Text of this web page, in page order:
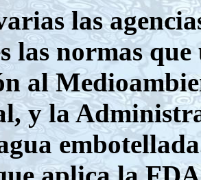
las
las normas
al
y la